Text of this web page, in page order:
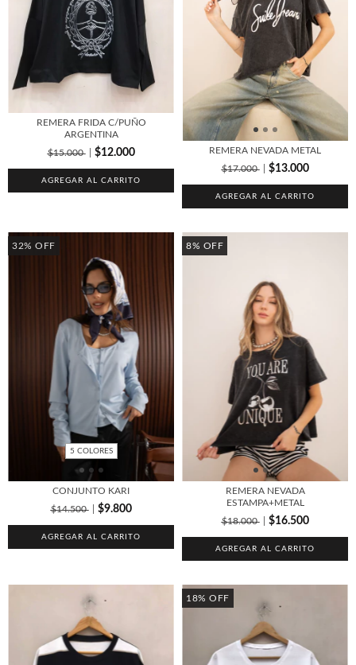
REMERA FRIDA C/PUÑO
ARGENTINA
$15.000
$12.000
AGREGAR AL CARRITO
REMERA NEVADA METAL
$17.000
$13.000
AGREGAR AL CARRITO
32% OFF
5 COLORES
CONJUNTO KARI
$14.500
$9.800
AGREGAR AL CARRITO
8% OFF
REMERA NEVADA
ESTAMPA+METAL
$18.000
$16.500
AGREGAR AL CARRITO
18% OFF